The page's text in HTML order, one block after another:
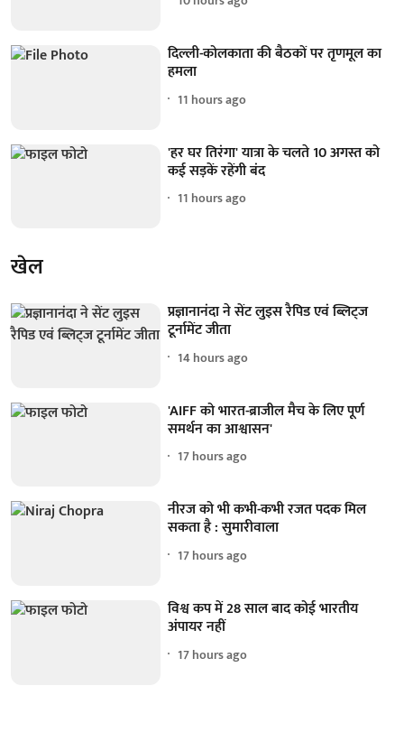
दिल्ली-कोलकाता की बैठकों पर तृणमूल का
हमला
11 hours ago
'हर घर तिरंगा' यात्रा के चलते 10 अगस्त को
कई सड़कें रहेंगी बंद
11 hours ago
खेल
प्रज्ञानानंदा ने सेंट लुइस रैपिड एवं ब्लिट्ज
टूर्नामेंट जीता
14 hours ago
'AIFF को भारत-ब्राजील मैच के लिए पूर्ण
समर्थन का आश्वासन'
17 hours ago
नीरज को भी कभी-कभी रजत पदक मिल
सकता है : सुमारीवाला
17 hours ago
विश्व कप में 28 साल बाद कोई भारतीय
अंपायर नहीं
17 hours ago